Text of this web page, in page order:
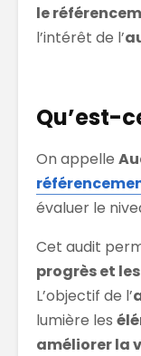
le
l’intérêt de l’
Qu’est-
On appelle
évaluer le
Cet audit
progrès et
L’objectif de l’
lumière les
améliorer la